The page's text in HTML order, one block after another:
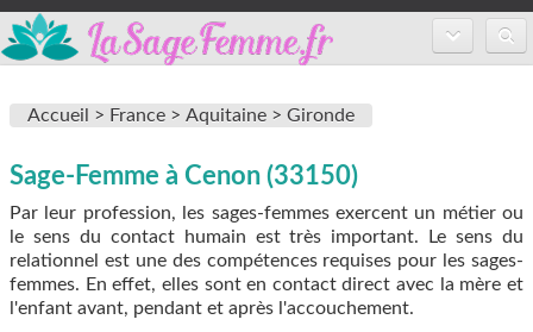
Inscription
FAQ
Accueil > France > Aquitaine > Gironde
Sage-Femme à Cenon (33150)
Par leur profession, les sages-femmes exercent un métier ou
le sens du contact humain est très important. Le sens du
relationnel est une des compétences requises pour les sages-
femmes. En effet, elles sont en contact direct avec la mère et
l'enfant avant, pendant et après l'accouchement.